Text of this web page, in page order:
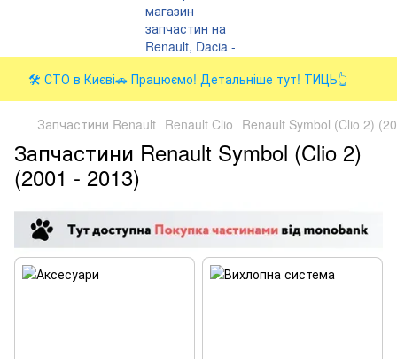
🛠️ СТО в Києві🚗 Працюємо! Детальніше тут! ТИЦЬ👆
Запчастини Renault Renault Clio Renault Symbol (Clio 2)
Запчастини Renault Symbol (Clio 2)
(2001 - 2013)